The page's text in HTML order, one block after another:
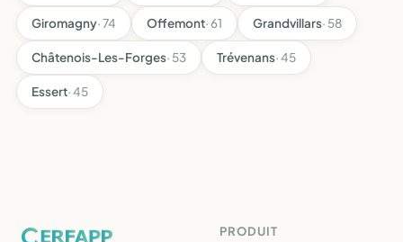
Giromagny· 74 Offemont· 61 Grandvillars· 58
Châtenois-Les-Forges· 53 Trévenans· 45
Essert· 45
PRODUIT